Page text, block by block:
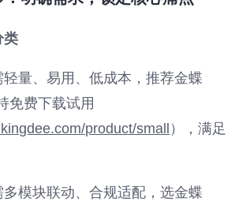
类
轻量、易用、低成本，推荐金蝶
免费下载试用
product/small ），满足
多模块联动、合规适配，选金蝶